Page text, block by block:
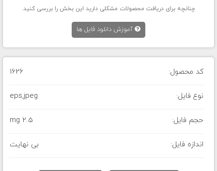
چنانچه برای دریافت محصولات مشکلی دارید این بخش را بررسی کنید.
آموزش دانلود فایل ها
کد محصول: 1626
نوع فایل: eps,jpeg
حجم فایل: 2.5 mg
اندازه فایل: بی نهایت